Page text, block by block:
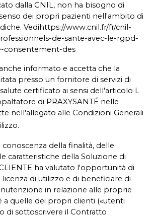
dalla CNIL, non ha bisogno di
dei propri pazienti nell'ambito di
Vedihttps://www.cnil.fr/fr/cnil-
de-sante-avec-le-rgpd-
consentement-des
informato e accetta che la
presso un fornitore di servizi di
certificato ai sensi dell'articolo L
di PRAXYSANTÉ nelle
nell'allegato alle Condizioni Generali
della finalità, delle
caratteristiche della Soluzione di
ha valutato l'opportunità di
di utilizzo e di beneficiare di
in relazione alle proprie
a quelle dei propri clienti («utenti
di sottoscrivere il Contratto